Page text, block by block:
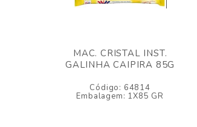
MAC. CRISTAL INST.
GALINHA CAIPIRA 85G
Código: 64814
Embalagem: 1X85 GR